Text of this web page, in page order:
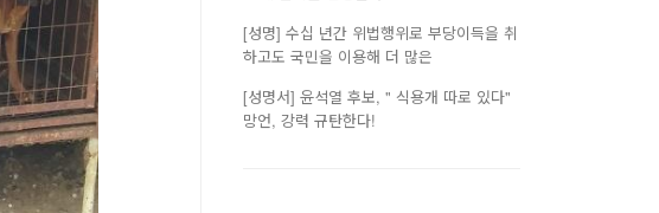
[성명] 수십 년간 위법행위로 부당이득을 취
하고도 국민을 이용해 더 많은
[성명서] 윤석열 후보, " 식용개 따로 있다"
망언, 강력 규탄한다!